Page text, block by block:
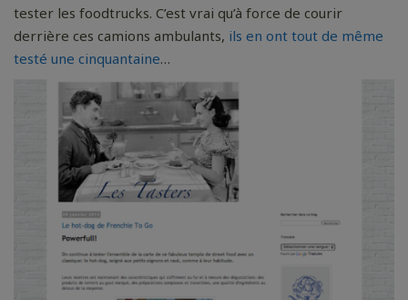
tester les foodtrucks. C’est vrai qu’à force de courir
derrière ces camions ambulants, ils en ont tout de même
testé une cinquantaine…